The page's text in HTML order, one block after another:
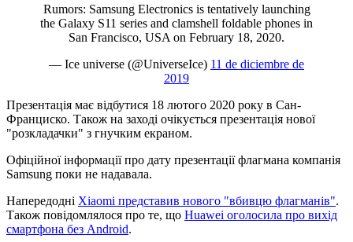
Rumors: Samsung Electronics is tentatively launching
the Galaxy S11 series and clamshell foldable phones in
San Francisco, USA on February 18, 2020.
— Ice universe (@UniverseIce) 11 de diciembre de
2019
Презентація має відбутися 18 лютого 2020 року в Сан-
Франциско. Також на заході очікується презентація нової
"розкладачки" з гнучким екраном.
Офіційної інформації про дату презентації флагмана компанія
Samsung поки не надавала.
Напередодні Xiaomi представив нового "вбивцю флагманів".
Також повідомлялося про те, що Huawei оголосила про вихід
смартфона без Android.